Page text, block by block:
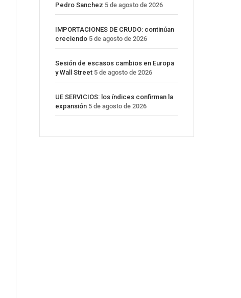
Pedro Sanchez 5 de agosto de 2026
IMPORTACIONES DE CRUDO: continúan
creciendo 5 de agosto de 2026
Sesión de escasos cambios en Europa
y Wall Street 5 de agosto de 2026
UE SERVICIOS: los índices confirman la
expansión 5 de agosto de 2026